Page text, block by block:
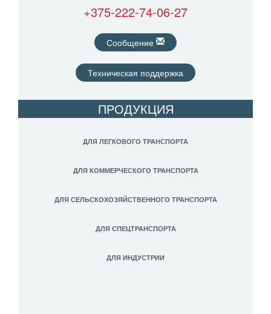
+375-222-74-06-27
Сообщение
Техническая поддержка
ПРОДУКЦИЯ
ДЛЯ ЛЕГКОВОГО ТРАНСПОРТА
ДЛЯ КОММЕРЧЕСКОГО ТРАНСПОРТА
ДЛЯ СЕЛЬСКОХОЗЯЙСТВЕННОГО ТРАНСПОРТА
ДЛЯ СПЕЦТРАНСПОРТА
ДЛЯ ИНДУСТРИИ